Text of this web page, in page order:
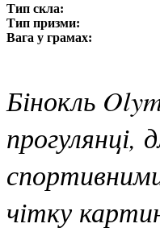
Тип скла:
Тип призми:
Вага у грамах:
Бінокль
чітку